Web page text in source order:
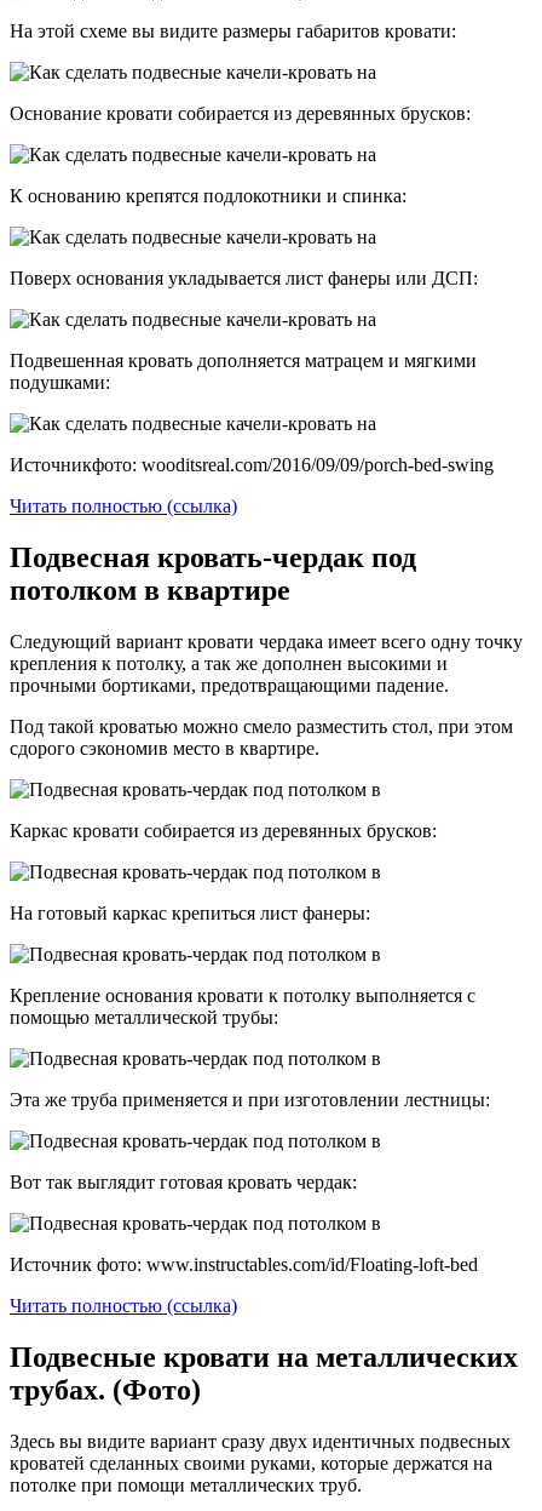
На этой схеме вы видите размеры габаритов кровати:
Основание кровати собирается из деревянных брусков:
К основанию крепятся подлокотники и спинка:
Поверх основания укладывается лист фанеры или ДСП:
Подвешенная кровать дополняется матрацем и мягкими
подушками:
Источникфото: wooditsreal.com/2016/09/09/porch-bed-swing
Читать полностью (ссылка)
Подвесная кровать-чердак под
потолком в квартире
Следующий вариант кровати чердака имеет всего одну точку
крепления к потолку, а так же дополнен высокими и
прочными бортиками, предотвращающими падение.
Под такой кроватью можно смело разместить стол, при этом
сдорого сэкономив место в квартире.
Каркас кровати собирается из деревянных брусков:
На готовый каркас крепиться лист фанеры:
Крепление основания кровати к потолку выполняется с
помощью металлической трубы:
Эта же труба применяется и при изготовлении лестницы:
Вот так выглядит готовая кровать чердак:
Источник фото: www.instructables.com/id/Floating-loft-bed
Читать полностью (ссылка)
Подвесные кровати на металлических
трубах. (Фото)
Здесь вы видите вариант сразу двух идентичных подвесных
кроватей сделанных своими руками, которые держатся на
потолке при помощи металлических труб.